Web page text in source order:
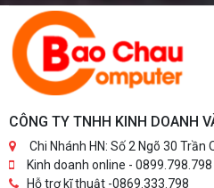
CÔNG TY TNHH KINH DOANH
Chi Nhánh HN: Số 2 Ngõ 30 Trần
Kinh doanh online - 0899.798.798
Hỗ trợ kĩ thuật -0869.333.798